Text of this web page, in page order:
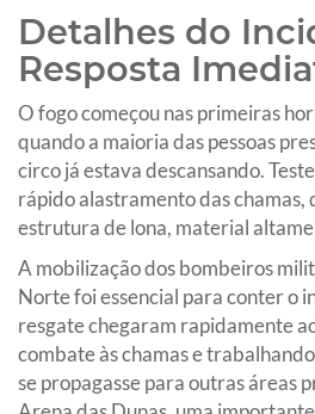
Detalhes do
Resposta
O fogo começou nas primeiras
quando a maioria das pessoas
circo já estava descansando.
rápido alastramento das chamas,
estrutura de lona, material
A mobilização dos bombeiros
Norte foi essencial para conter o
resgate chegaram rapidamente
combate às chamas e
se propagasse para outras áreas